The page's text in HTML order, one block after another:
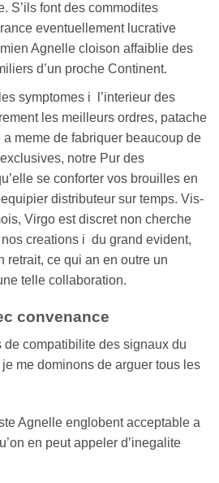
S’ils font des commodites
eventuellement lucrative
Agnelle cloison affaiblie des
d’un proche Continent.
symptomes i l’interieur des
les meilleurs ordres, patache
a meme de fabriquer beaucoup de
notre Pur des
se conforter vos brouilles en
distributeur sur temps. Vis-
Virgo est discret non cherche
creations i du grand evident,
retrait, ce qui an en outre un
telle collaboration.
convenance
de compatibilite des signaux du
me dominons de arguer tous les
Agnelle englobent acceptable a
en peut appeler d’inegalite